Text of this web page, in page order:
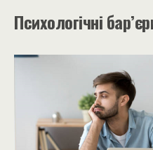
Психологічні